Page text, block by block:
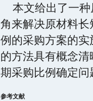
本文给出了一
角来解决原材料
例的采购方案的
的方法具有概念
期采购比例确定
参考文献